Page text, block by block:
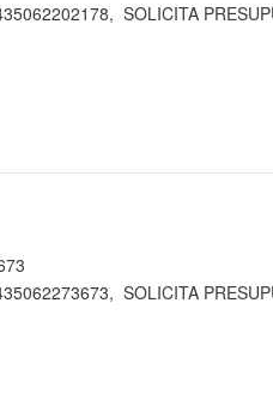
, SOLICITA
, SOLICITA